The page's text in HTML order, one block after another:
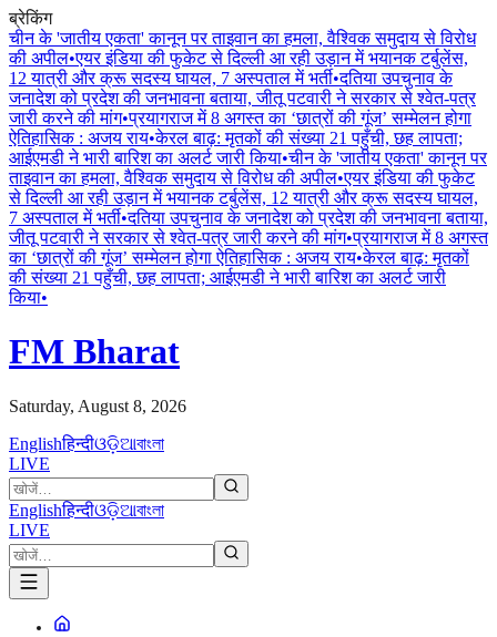
ब्रेकिंग
चीन के 'जातीय एकता' कानून पर ताइवान का हमला, वैश्विक समुदाय से विरोध
की अपील•एयर इंडिया की फुकेट से दिल्ली आ रही उड़ान में भयानक टर्बुलेंस,
12 यात्री और क्रू सदस्य घायल, 7 अस्पताल में भर्ती•दतिया उपचुनाव के
जनादेश को प्रदेश की जनभावना बताया, जीतू पटवारी ने सरकार से श्वेत-पत्र
जारी करने की मांग•प्रयागराज में 8 अगस्त का ‘छात्रों की गूंज’ सम्मेलन होगा
ऐतिहासिक : अजय राय•केरल बाढ़: मृतकों की संख्या 21 पहुँची, छह लापता;
आईएमडी ने भारी बारिश का अलर्ट जारी किया•चीन के 'जातीय एकता' कानून पर
ताइवान का हमला, वैश्विक समुदाय से विरोध की अपील•एयर इंडिया की फुकेट
से दिल्ली आ रही उड़ान में भयानक टर्बुलेंस, 12 यात्री और क्रू सदस्य घायल,
7 अस्पताल में भर्ती•दतिया उपचुनाव के जनादेश को प्रदेश की जनभावना बताया,
जीतू पटवारी ने सरकार से श्वेत-पत्र जारी करने की मांग•प्रयागराज में 8 अगस्त
का ‘छात्रों की गूंज’ सम्मेलन होगा ऐतिहासिक : अजय राय•केरल बाढ़: मृतकों
की संख्या 21 पहुँची, छह लापता; आईएमडी ने भारी बारिश का अलर्ट जारी
किया•
FM Bharat
Saturday, August 8, 2026
Englishहिन्दीଓଡ଼ିଆবাংলা
LIVE
Englishहिन्दीଓଡ଼ିଆবাংলা
LIVE